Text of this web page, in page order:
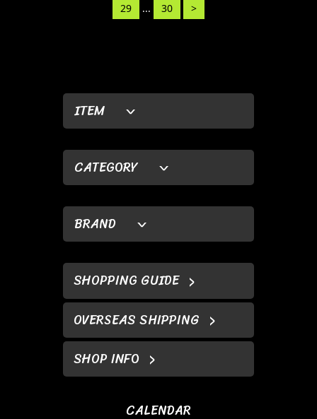
ITEM
CATEGORY
BRAND
SHOPPING GUIDE
OVERSEAS SHIPPING
SHOP INFO
CALENDAR
29
... 30 >